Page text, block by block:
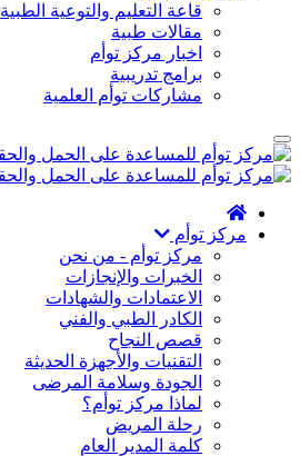
قاعة التعليم والتوعية الطبية
مقالات طبية
اخبار مركز توأم
برامج تدريبية
مشاركات توأم العلمية
مركز توأم
مركز توأم - من نحن
الخبرات والإنجازات
الاعتمادات والشهادات
الكادر الطبي والفني
قصص النجاح
التقنيات والأجهزة الحديثة
الجودة وسلامة المرضى
لماذا مركز توأم؟
رحلة المريض
كلمة المدير العام